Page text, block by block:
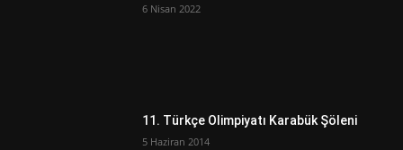
6 Nisan 2022
11. Türkçe Olimpiyatı Karabük Şöleni
5 Haziran 2014